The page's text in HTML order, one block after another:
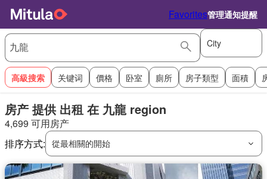
Favorites管理通知提醒
City
高級搜索 关键词 價格 卧室 廁所 房子類型 面積
房产 提供 出租 在 九龍 region
4,699 可用房产
排序方式: 從最相關的開始